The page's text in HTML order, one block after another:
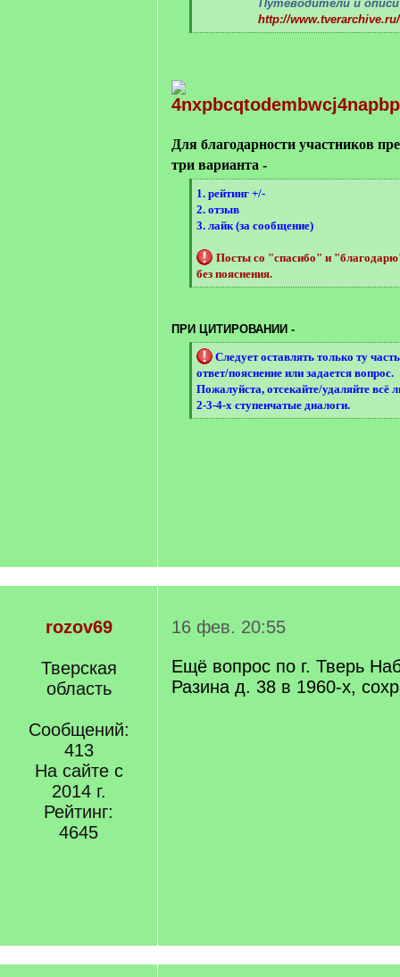
Путеводители и описи
http://
[
Для благодарности участников
три варианта -
[
q
]
1. рейтинг +/-
2. отзыв
3. лайк (за сообщение)
Посты со "спасибо" и
без пояснения.
[
q
]
ПРИ ЦИТИРОВАНИИ -
[
q
]
Следует оставлять только ту
ответ/пояснение или задается вопрос.
Пожалуйста, отсекайте/удаляйте всё
2-3-4-х ступенчатые диалоги.
[
rozov69
Тверская
область
Сообщений:
413
На сайте с
2014 г.
Рейтинг:
4645
16 фев. 20:55
Ещё вопрос по г. Тверь
Разина д. 38 в 1960-х,